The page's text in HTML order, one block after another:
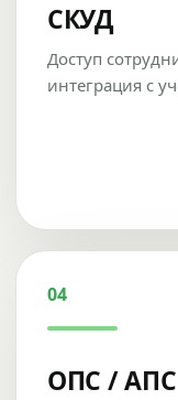
СКУД
Доступ
интеграция с
04
ОПС / АПС